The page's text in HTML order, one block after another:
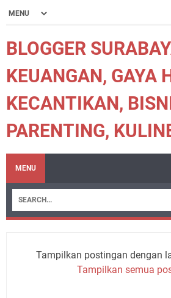
BLOGGER
KEUANGAN, GAYA
KECANTIKAN,
PARENTING,
MENU
Tampilkan postingan dengan
Tampilkan semua